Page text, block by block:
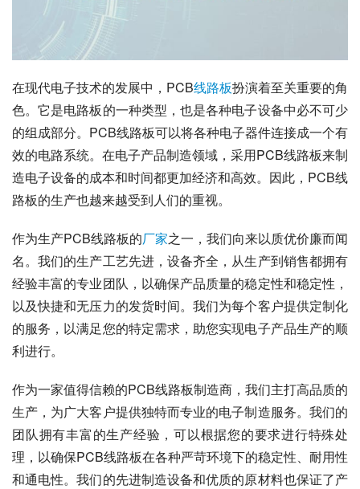
在现代电子技术的发展中，PCB线路板扮演着至关重要的角
色。它是电路板的一种类型，也是各种电子设备中必不可少
的组成部分。PCB线路板可以将各种电子器件连接成一个有
效的电路系统。在电子产品制造领域，采用PCB线路板来制
造电子设备的成本和时间都更加经济和高效。因此，PCB线
路板的生产也越来越受到人们的重视。
作为生产PCB线路板的厂家之一，我们向来以质优价廉而闻
名。我们的生产工艺先进，设备齐全，从生产到销售都拥有
经验丰富的专业团队，以确保产品质量的稳定性和稳定性，
以及快捷和无压力的发货时间。我们为每个客户提供定制化
的服务，以满足您的特定需求，助您实现电子产品生产的顺
利进行。
作为一家值得信赖的PCB线路板制造商，我们主打高品质的
生产，为广大客户提供独特而专业的电子制造服务。我们的
团队拥有丰富的生产经验，可以根据您的要求进行特殊处
理，以确保PCB线路板在各种严苛环境下的稳定性、耐用性
和通电性。我们的先进制造设备和优质的原材料也保证了产